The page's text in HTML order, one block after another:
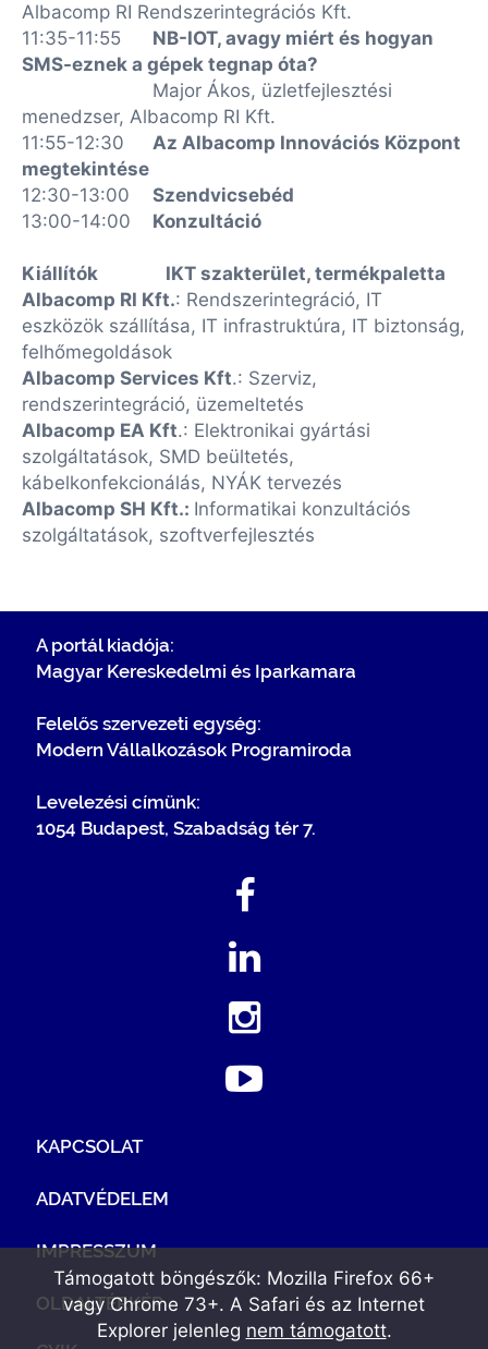
Albacomp RI Rendszerintegrációs Kft.
11:35-11:55
NB-IOT, avagy miért és hogyan
SMS-eznek a gépek tegnap óta?
Major Ákos, üzletfejlesztési
menedzser, Albacomp RI Kft.
11:55-12:30
Az Albacomp Innovációs Központ
megtekintése
12:30-13:00
Szendvicsebéd
13:00-14:00
Konzultáció
Kiállítók
IKT szakterület, termékpaletta
Albacomp RI Kft.: Rendszerintegráció, IT
eszközök szállítása, IT infrastruktúra, IT biztonság,
felhőmegoldások
Albacomp Services Kft.: Szerviz,
rendszerintegráció, üzemeltetés
Albacomp EA Kft.: Elektronikai gyártási
szolgáltatások, SMD beültetés,
kábelkonfekcionálás, NYÁK tervezés
Albacomp SH Kft.: Informatikai konzultációs
szolgáltatások, szoftverfejlesztés
A portál kiadója:
Magyar Kereskedelmi és Iparkamara
Felelős szervezeti egység:
Modern Vállalkozások Programiroda
Levelezési címünk:
1054 Budapest, Szabadság tér 7.
KAPCSOLAT
ADATVÉDELEM
IMPRESSZUM
OLDALTÉRKÉP
Támogatott böngészők: Mozilla Firefox 66+
vagy Chrome 73+. A Safari és az Internet
Explorer jelenleg nem támogatott.